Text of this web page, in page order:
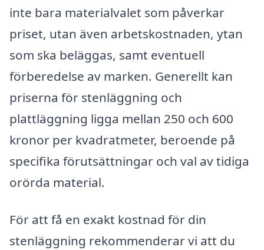
inte bara materialvalet som påverkar
priset, utan även arbetskostnaden, ytan
som ska beläggas, samt eventuell
förberedelse av marken. Generellt kan
priserna för stenläggning och
plattläggning ligga mellan 250 och 600
kronor per kvadratmeter, beroende på
specifika förutsättningar och val av tidiga
orörda material.
För att få en exakt kostnad för din
stenläggning rekommenderar vi att du